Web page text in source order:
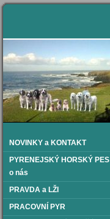
NOVINKY a KONTAKT
PYRENEJSKÝ HORSKÝ PES
o nás
PRAVDA a LŽI
PRACOVNÍ PYR